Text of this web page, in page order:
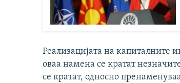
Реализацијата на капиталните
оваа намена се кратат
се кратат, односно